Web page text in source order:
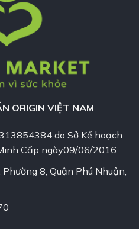
ORIGIN VIỆT NAM
do Sở Kế hoạch
Cấp ngày09/06/2016
8, Quận Phú Nhuận,